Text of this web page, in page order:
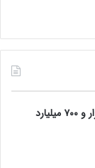
تنوع زیستی کشور به حداقل هزار و ۷۰۰ میلیارد